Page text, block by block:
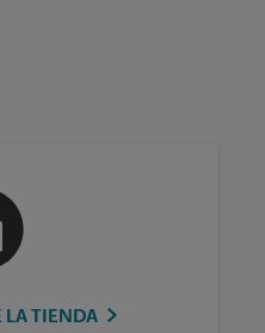
LA TIENDA